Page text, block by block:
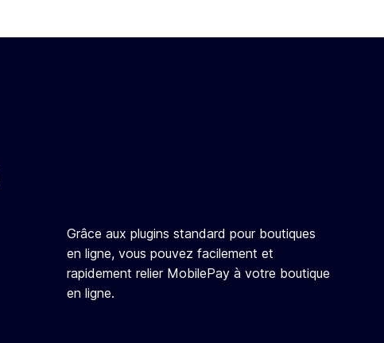
Grâce aux plugins standard pour boutiques
en ligne, vous pouvez facilement et
rapidement relier MobilePay à votre boutique
en ligne.